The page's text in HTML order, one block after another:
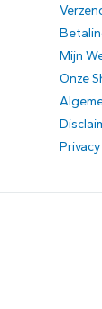
Mijn
Onze
Privacy